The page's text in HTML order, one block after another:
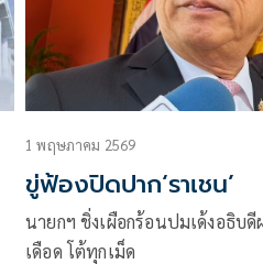
1 พฤษภาคม 2569
ขู่ฟ้องปิดปาก‘ราเชน’
นายกฯ ชิ่งเผือกร้อนปมเด้งอธิบ
เดือด โต้ทุกเม็ด